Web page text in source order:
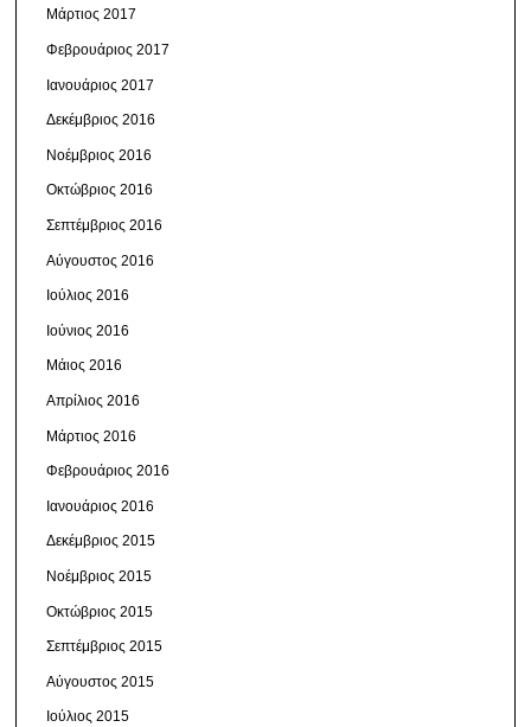
Μάρτιος 2017
Φεβρουάριος 2017
Ιανουάριος 2017
Δεκέμβριος 2016
Νοέμβριος 2016
Οκτώβριος 2016
Σεπτέμβριος 2016
Αύγουστος 2016
Ιούλιος 2016
Ιούνιος 2016
Μάιος 2016
Απρίλιος 2016
Μάρτιος 2016
Φεβρουάριος 2016
Ιανουάριος 2016
Δεκέμβριος 2015
Νοέμβριος 2015
Οκτώβριος 2015
Σεπτέμβριος 2015
Αύγουστος 2015
Ιούλιος 2015